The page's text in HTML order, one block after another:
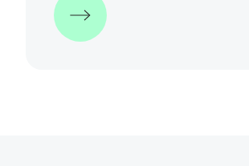
Mehr Informationen